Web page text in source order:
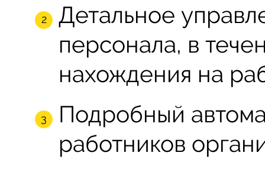
Детальное
персонала, в
нахождения на
Подробный
работников